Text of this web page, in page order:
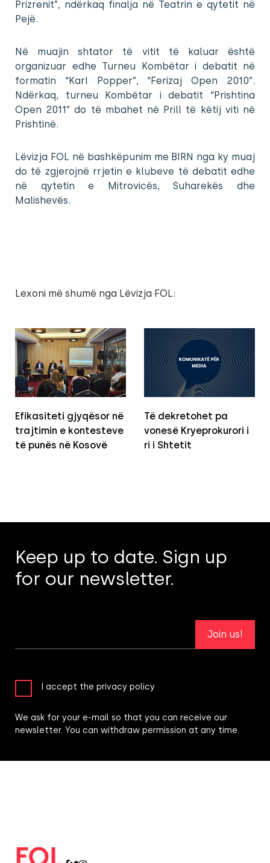
Prizrenit”, ndërkaq finalja në Teatrin e qytetit në
Pejë.
Në muajin shtator të vitit të kaluar është
organizuar edhe Turneu Kombëtar i debatit në
formatin “Karl Popper”, “Ferizaj Open 2010”.
Ndërkaq, turneu Kombëtar i debatit “Prishtina
Open 2011” do të mbahet në Prill të këtij viti në
Prishtinë.
Lëvizja FOL në bashkëpunim me BIRN nga ky muaj
do të zgjerojnë rrjetin e klubeve të debatit edhe
në qytetin e Mitrovicës, Suharekës dhe
Malishevës.
Lexoni më shumë nga Lëvizja FOL:
Efikasiteti gjyqësor në
trajtimin e kontesteve
të punës në Kosovë
Të dekretohet pa
vonesë Kryeprokurori i
ri i Shtetit
Keep up to date. Sign up
for our newsletter.
Join us!
I accept the privacy policy
We ask for your e-mail so that you can receive our
newsletter. You can withdraw permission at any time.